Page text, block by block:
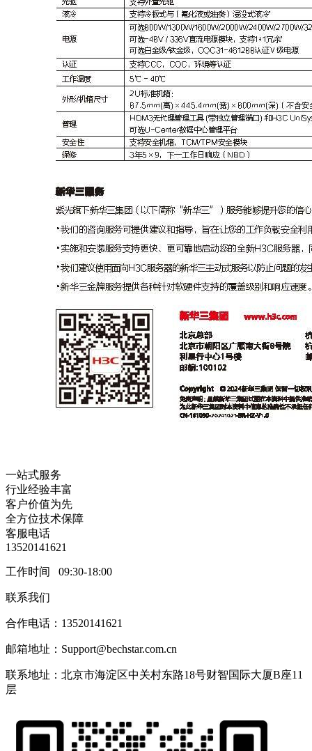
一站式服务
行业经验丰富
客户价值为先
全方位技术保障
客服电话
13520141621
工作时间 09:30-18:00
联系我们
合作电话：13520141621
邮箱地址：Support@bechstar.com.cn
联系地址：北京市海淀区中关村东路18号财智国际大厦B座11
层